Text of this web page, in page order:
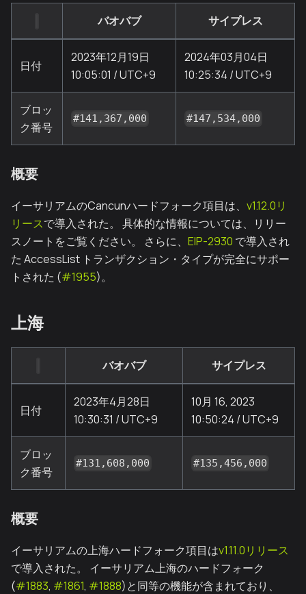
バオバブ サイプレス
日付
2023年12月19日
10:05:01 / UTC+9
2024年03月04日
10:25:34 / UTC+9
ブロッ
ク番号
#141,367,000 #147,534,000
概要
イーサリアムのCancunハードフォーク項目は、 v1.12.0リ
リースで導入された。 具体的な情報については、リリー
スノートをご覧ください。 さらに、 EIP-2930 で導入され
た AccessList トランザクション・タイプが完全にサポー
トされた (#1955)。
上海
バオバブ サイプレス
日付
2023年4月28日
10:30:31 / UTC+9
10月 16, 2023
10:50:24 / UTC+9
ブロッ
ク番号
#131,608,000 #135,456,000
概要
イーサリアムの上海ハードフォーク項目はv1.11.0リリース
で導入された。 イーサリアム上海のハードフォーク
(#1883, #1861, #1888)と同等の機能が含まれており、